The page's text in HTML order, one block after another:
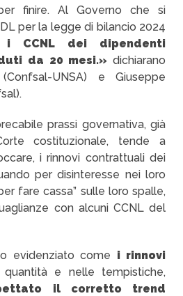
finire. Al Governo che si
per la legge di bilancio 2024
i CCNL dei dipendenti
da 20 mesi.» dichiarano
UNSA) e Giuseppe
prassi governativa, già
costituzionale, tende a
i rinnovi contrattuali dei
per disinteresse nei loro
fare cassa” sulle loro spalle,
con alcuni CCNL del
evidenziato come i rinnovi
e nelle tempistiche,
il corretto trend